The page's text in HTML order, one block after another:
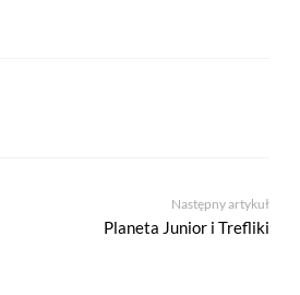
Następny artykuł
Planeta Junior i Trefliki